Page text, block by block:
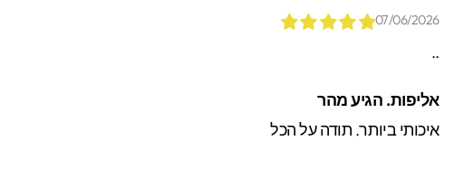
ניתן לאתר / לקבל הזמנות.
07/06/2026
..
אליפות. הגיע מהר
איכותי ביותר. תודה על הכל